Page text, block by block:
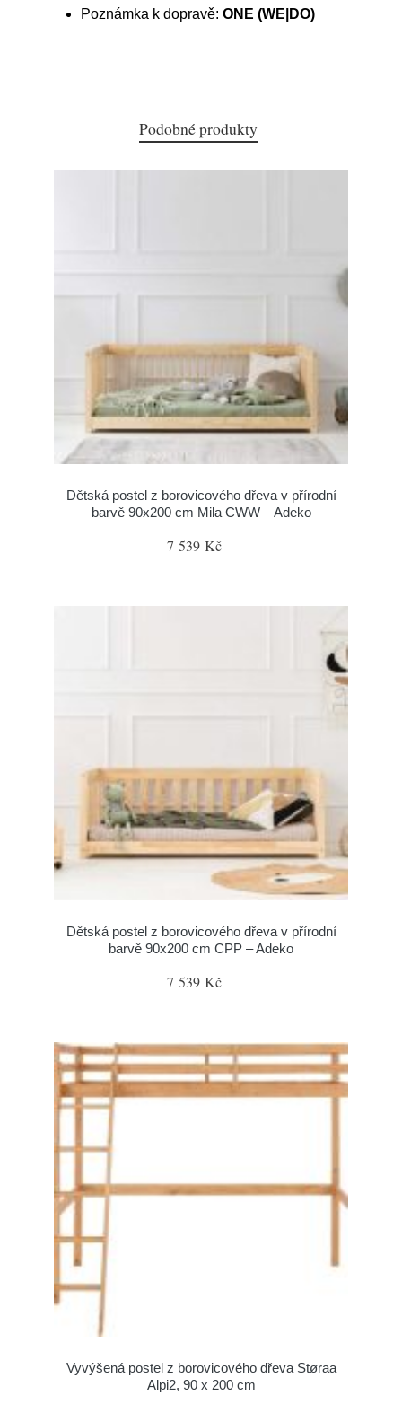
Poznámka k dopravě: ONE (WE|DO)
Podobné produkty
Dětská postel z borovicového dřeva v přírodní
barvě 90x200 cm Mila CWW – Adeko
7 539 Kč
Dětská postel z borovicového dřeva v přírodní
barvě 90x200 cm CPP – Adeko
7 539 Kč
Vyvýšená postel z borovicového dřeva Støraa
Alpi2, 90 x 200 cm